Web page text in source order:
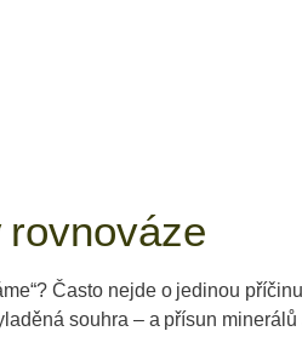
Často nejde o jedinou
souhra – a přísun